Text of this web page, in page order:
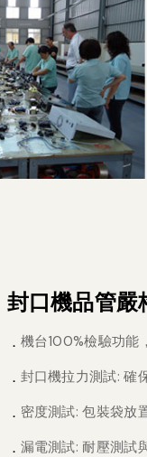
封口機品管嚴
機台100%檢驗功能
封口機拉力測試: 確
密度測試: 包裝袋放
漏電測試: 耐壓測試